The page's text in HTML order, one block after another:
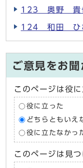
123 奥野 貴
124 和田 ひ
ご意見をお
このページは役
役に立った
どちらともいえ
役に立たなかっ
このページは見